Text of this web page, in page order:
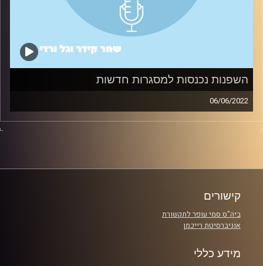
השפנות נכנסות למסגרות חדשות
06/06/2022
איך צלחנו את תחילת התואר (בתקופת הקורונה בזום) בעזרת
קישורים
ביה"ס סמי עופר לתקשורת
אוניברסיטת רייכמן
מידע כללי